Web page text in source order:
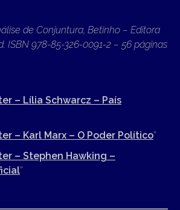
de Conjuntura, Betinho – Editora
ISBN 978-85-326-0091-2 – 56 páginas
– Lília Schwarcz – País
– Karl Marx – O Poder Político”
– Stephen Hawking –
”